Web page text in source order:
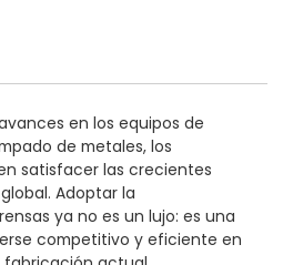
en los equipos de
de metales, los
satisfacer las crecientes
Adoptar la
ya no es un lujo: es una
competitivo y eficiente en